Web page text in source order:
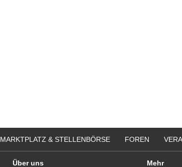
MARKTPLATZ & STELLENBÖRSE FOREN
Über uns Mehr